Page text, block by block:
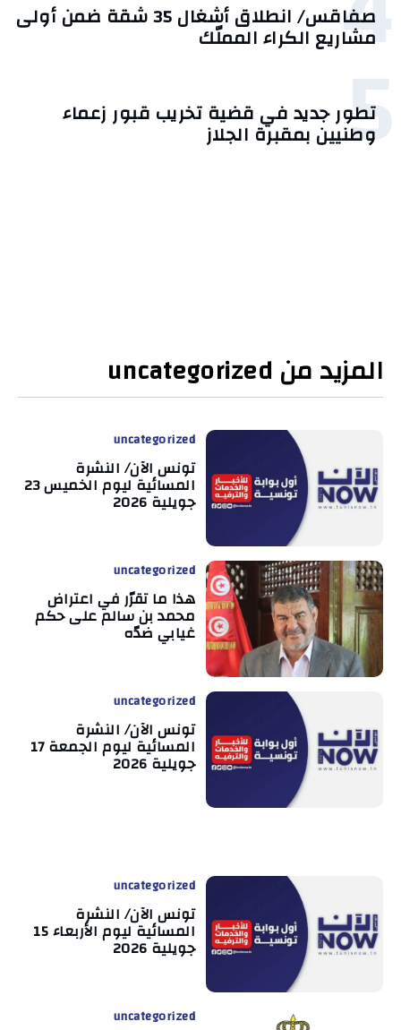
صفاقس/ انطلاق أشغال 35 شقة ضمن أولى
مشاريع الكراء المملّك
5
تطور جديد في قضية تخريب قبور زعماء
وطنيين بمقبرة الجلاز
المزيد من uncategorized
uncategorized
تونس الآن/ النشرة
المسائية ليوم الخميس 23
جويلية 2026
uncategorized
هذا ما تقرّر في اعتراض
محمد بن سالم على حكم
غيابي ضدّه
uncategorized
تونس الآن/ النشرة
المسائية ليوم الجمعة 17
جويلية 2026
uncategorized
تونس الآن/ النشرة
المسائية ليوم الأربعاء 15
جويلية 2026
uncategorized